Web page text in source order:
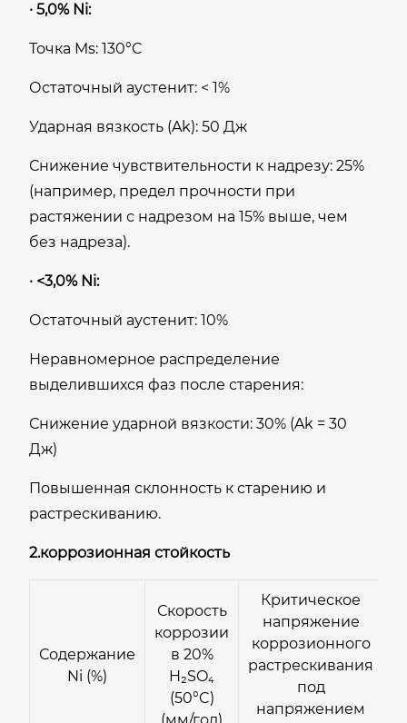
· 5,0% Ni:
Точка Ms: 130°C
Остаточный аустенит: < 1%
Ударная вязкость (Ak): 50 Дж
Снижение чувствительности к надрезу: 25%
(например, предел прочности при
растяжении с надрезом на 15% выше, чем
без надреза).
· <3,0% Ni:
Остаточный аустенит: 10%
Неравномерное распределение
выделившихся фаз после старения:
Снижение ударной вязкости: 30% (Ak = 30
Дж)
Повышенная склонность к старению и
растрескиванию.
2.коррозионная стойкость
Содержание
Ni (%)
Скорость
коррозии
в 20%
H₂SO₄
(50°C)
Критическое
напряжение
коррозионного
растрескивания
под
напряжением